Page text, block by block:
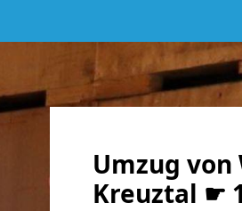
Umzug von
Kreuztal ☛